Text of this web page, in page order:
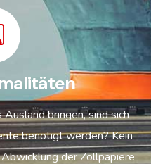
bringen, sind sich
benötigt werden? Kein
der Zollpapiere